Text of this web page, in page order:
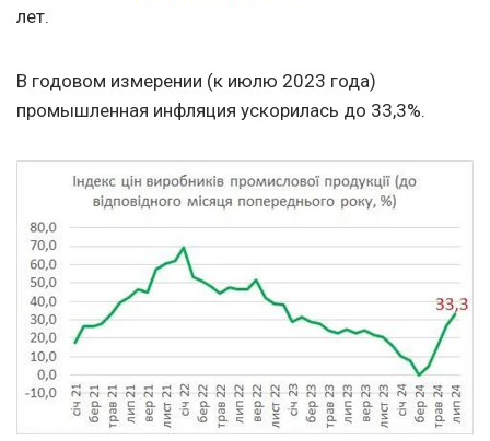
лет.
В годовом измерении (к июлю 2023 года)
промышленная инфляция ускорилась до 33,3%.